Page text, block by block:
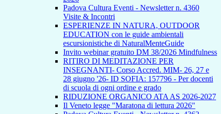
Padova Cultura Eventi - Newsletter n. 4360
Visite & Incontri
ESPERIENZE IN NATURA, OUTDOOR
EDUCATION con le guide ambientali
escursionistiche di NaturalMenteGuide
Invito webinar gratuito DM 38/2026 Mindfulness
RITIRO DI MEDITAZIONE PER
INSEGNANTI- Corso Accred. MIM- 26, 27 e
28 giugno '26- ID SOFIA: 157796 - Per docenti
di scuola di ogni ordine e grado
RIDUZIONE ORGANICO ATA AS 2026-2027
Il Veneto legge "Maratona di lettura 2026"